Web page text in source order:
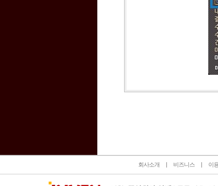
회사소개 비즈니스 이